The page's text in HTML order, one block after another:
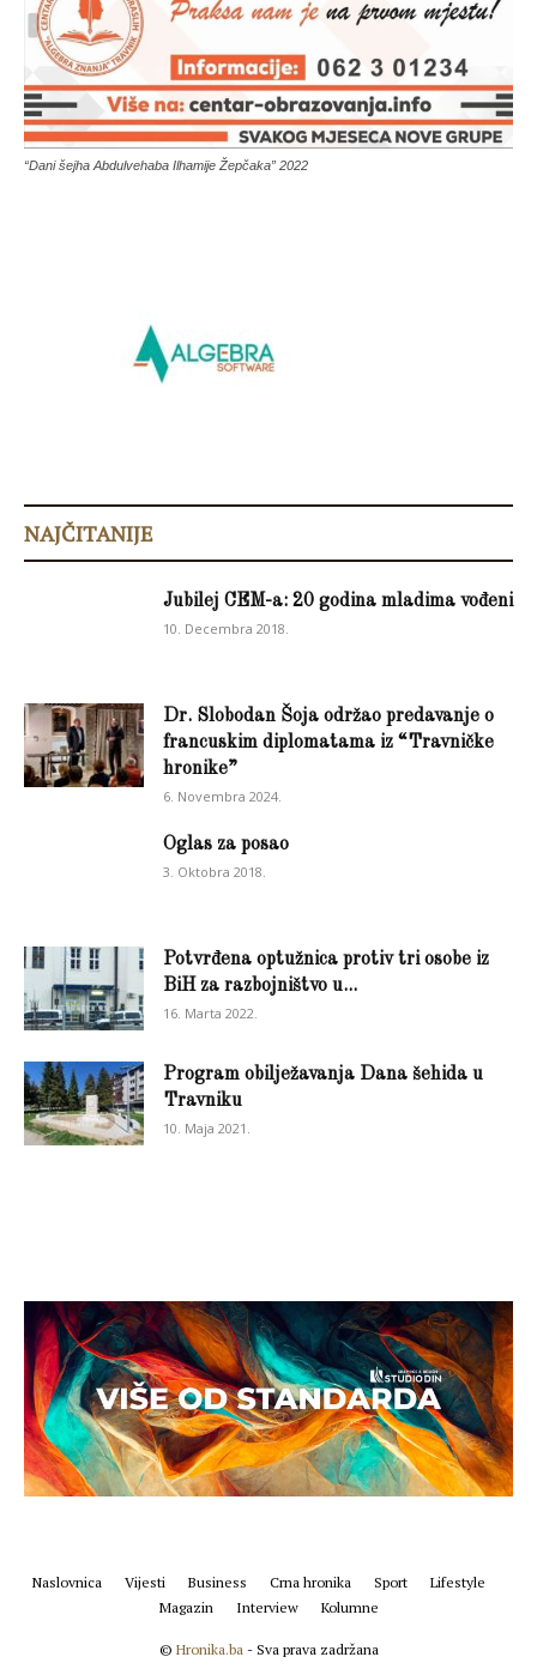
“Dani šejha Abdulvehaba Ilhamije Žepčaka” 2022
NAJČITANIJE
Jubilej CEM-a: 20 godina mladima vođeni
10. Decembra 2018.
Dr. Slobodan Šoja održao predavanje o
francuskim diplomatama iz “Travničke
hronike”
6. Novembra 2024.
Oglas za posao
3. Oktobra 2018.
Potvrđena optužnica protiv tri osobe iz
BiH za razbojništvo u...
16. Marta 2022.
Program obilježavanja Dana šehida u
Travniku
10. Maja 2021.
Naslovnica Vijesti Business Crna hronika Sport
Lifestyle
Magazin
Interview Kolumne
© Hronika.ba - Sva prava zadržana